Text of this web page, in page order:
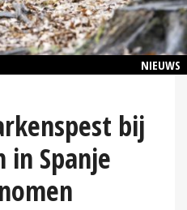
NIEUWS
bij
Spanje